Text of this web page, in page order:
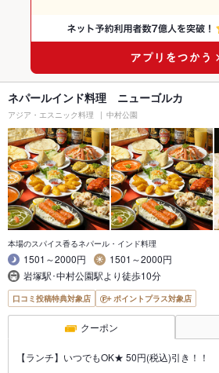
ネパールインド料理 ニューゴルカ
アジア・エスニック料理 中村公園
本場のスパイス香るネパール・インド料理
1501～2000円
1501～2000円
岩塚駅･中村公園駅より徒歩10分
口コミ投稿特典対象店 ポイントプラス対象店
クーポン
【ランチ】いつでもOK★ 50円(税込)引き！！